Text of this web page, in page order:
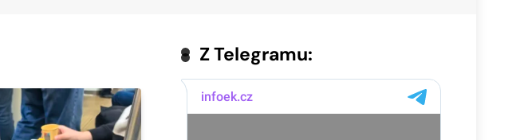
Z Telegramu: